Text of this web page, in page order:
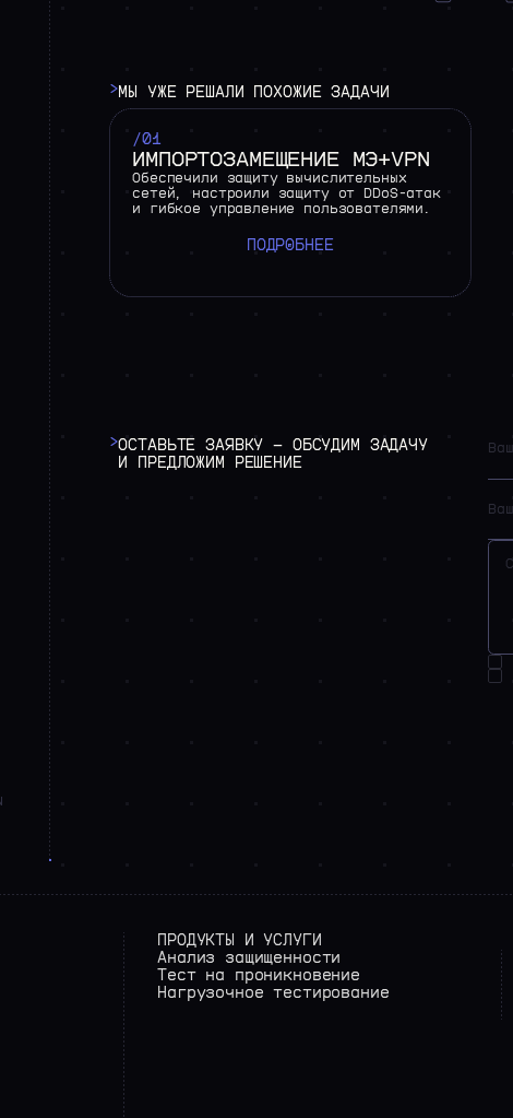
>МЫ УЖЕ РЕШАЛИ ПОХОЖИЕ ЗАДАЧИ
/01
ИМПОРТОЗАМЕЩЕНИЕ МЭ+VPN
Обеспечили защиту вычислительных
сетей, настроили защиту от DDoS-атак
и гибкое управление пользователями.
ПОДРОБНЕЕ
>ОСТАВЬТЕ ЗАЯВКУ — ОБСУДИМ
ЗАДАЧУ
И
ПРЕДЛОЖИМ РЕШЕНИЕ
ПРОДУКТЫ И УСЛУГИ
Анализ защищенности
Тест на проникновение
Нагрузочное тестирование